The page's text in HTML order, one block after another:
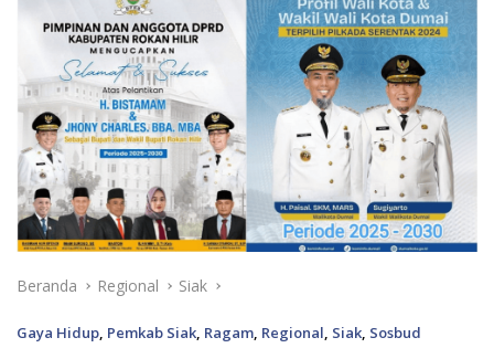
Beranda Regional Siak
Gaya Hidup Pemkab Siak Ragam Regional Siak Sosbud